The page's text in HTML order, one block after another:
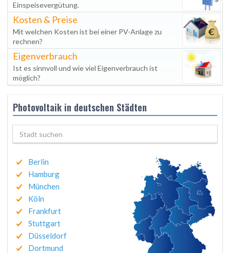
Einspeisevergütung.
Kosten & Preise
Mit welchen Kosten ist bei einer PV-Anlage zu
rechnen?
Eigenverbrauch
Ist es sinnvoll und wie viel Eigenverbrauch ist
möglich?
Photovoltaik in deutschen Städten
Berlin
Hamburg
München
Köln
Frankfurt
Stuttgart
Düsseldorf
Dortmund